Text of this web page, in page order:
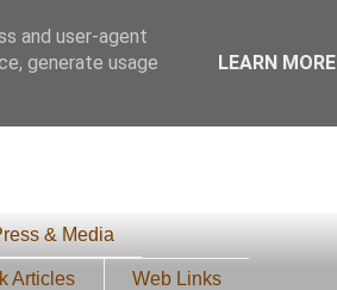
& Media
Articles Web Links
and user-agent
generate usage
LEARN MORE